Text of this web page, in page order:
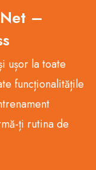
–
ușor la toate
funcționalitățile
ți rutina de